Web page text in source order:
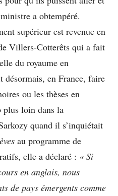
a obtempéré.
supérieur est revenue en
Villers-Cotterêts qui a fait
du royaume en
désormais, en France, faire
ou les thèses en
plus loin dans la
quand il s’inquiétait
au programme de
elle a déclaré : « Si
en anglais, nous
de pays émergents comme